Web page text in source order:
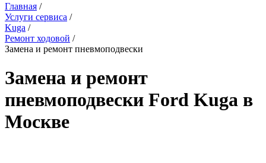
Главная /
Услуги сервиса /
Kuga /
Ремонт ходовой /
Замена и ремонт пневмоподвески
Замена и ремонт
пневмоподвески Ford Kuga в
Москве